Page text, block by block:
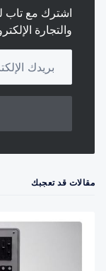
جديدة أو
اشترك مع تاب
والتجارة
مقالات قد تعجبك